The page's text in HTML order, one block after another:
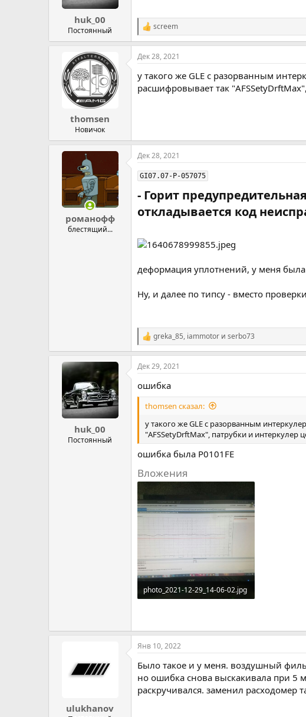
huk_00
Постоянный
Р
е
а
к
и
и
screem
thomsen
Новичок
Дек 28, 2021
у такого же GLE с разорванным
расшифровывает так
романофф
блестящий...
Дек 28, 2021
GI07.07-P-057075
- Горит
откладывается код
деформация уплотнений, у меня
Ну, и далее по типсу - вместо
Р
е
а
к
и
и
greka_85, iammotor и serbo73
huk_00
Постоянный
Дек 29, 2021
ошибка
thomsen сказал:
у такого же GLE с разорванным
"AFSSetyDrftMax", патрубки и интеркулер
ошибка была P0101FE
Вложения
photo_2021-12-29_14-06-02.jpg
ulukhanov
Янв 10, 2022
Было такое и у меня. воздушный
но ошибка снова выскакивала при 5
раскручивался. заменил расходомер